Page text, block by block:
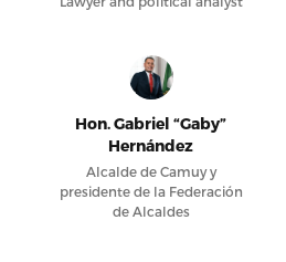
Hon. Gabriel “Gaby”
Hernández
Alcalde de Camuy y
presidente de la Federación
de Alcaldes